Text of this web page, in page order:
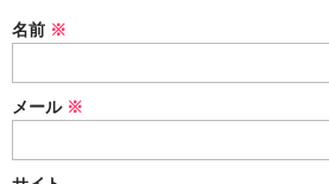
名前 ※
メール ※